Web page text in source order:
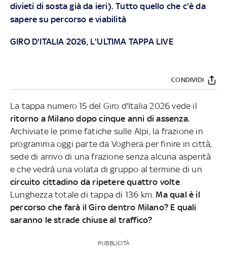
divieti di sosta già da ieri). Tutto quello che c'è da
sapere su percorso e viabilità
GIRO D'ITALIA 2026, L'ULTIMA TAPPA LIVE
CONDIVIDI
La tappa numero 15 del Giro d'Italia 2026 vede il
ritorno a Milano dopo cinque anni di assenza.
Archiviate le prime fatiche sulle Alpi, la frazione in
programma oggi parte da Voghera per finire in città,
sede di arrivo di una frazione senza alcuna asperità
e che vedrà una volata di gruppo al termine di un
circuito cittadino da ripetere quattro volte.
Lunghezza totale di tappa di 136 km.Ma qual è il
percorso che farà il Giro dentro Milano? E quali
saranno le strade chiuse al traffico?
PUBBLICITÀ